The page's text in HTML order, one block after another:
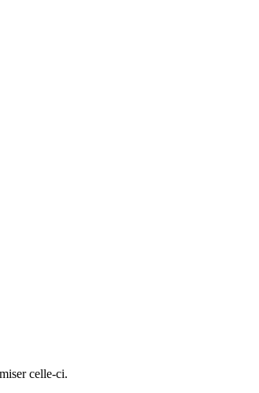
celle-ci.